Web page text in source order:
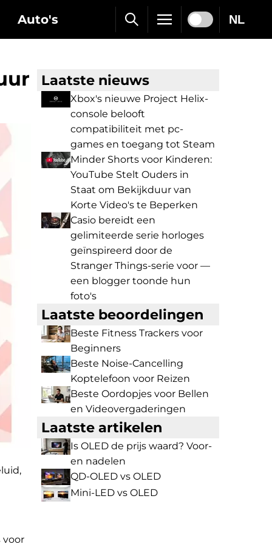
Auto's NL
voor
Laatste nieuws
Xbox's nieuwe Project Helix-
console belooft
compatibiliteit met pc-
games en toegang tot Steam
Minder Shorts voor Kinderen:
YouTube Stelt Ouders in
Staat om Bekijkduur van
Korte Video's te Beperken
Casio bereidt een
gelimiteerde serie horloges
geïnspireerd door de
Stranger Things-serie voor —
een blogger toonde hun
foto's
Laatste beoordelingen
Beste Fitness Trackers voor
Beginners
Beste Noise-Cancelling
Koptelefoon voor Reizen
Beste Oordopjes voor Bellen
en Videovergaderingen
Laatste artikelen
Is OLED de prijs waard? Voor-
en nadelen
QD-OLED vs OLED
Mini-LED vs OLED